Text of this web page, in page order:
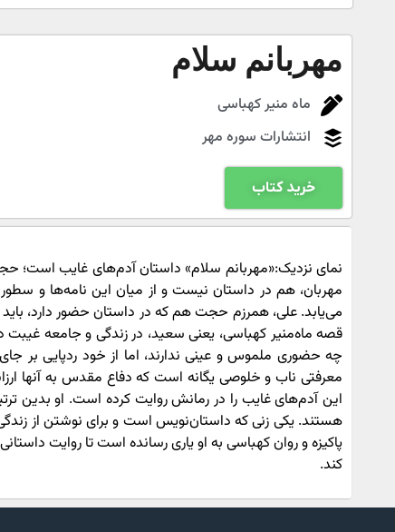
مهربانم سلام
ماه منیر کهباسی
انتشارات سوره مهر
خرید کتاب
نمای نزدیک:«مهربانم سلام» داستان آدم‌های غایب است؛
مهربان، هم در داستان نیست و از میان این نامه‌ها و
می‌یابد. علی، همرزم حجت هم که در داستان حضور دارد، باید
قصه ماه‌منیر کهباسی، یعنی سعید، در زندگی و جامعه غیبت
چه حضوری ملموس و عینی ندارند، اما از خود ردپایی بر
معرفتی ناب و خلوصی یگانه است که دفاع مقدس به آنها
این آدم‌های غایب را در رمانش روایت کرده است. او بدین
هستند. یکی زنی که داستان‌نویس است و برای نوشتن از
پاکیزه و روان کهباسی به او یاری رسانده است تا روایت‌
کند.